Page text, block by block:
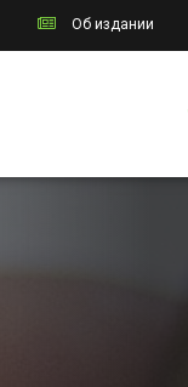
Об издании